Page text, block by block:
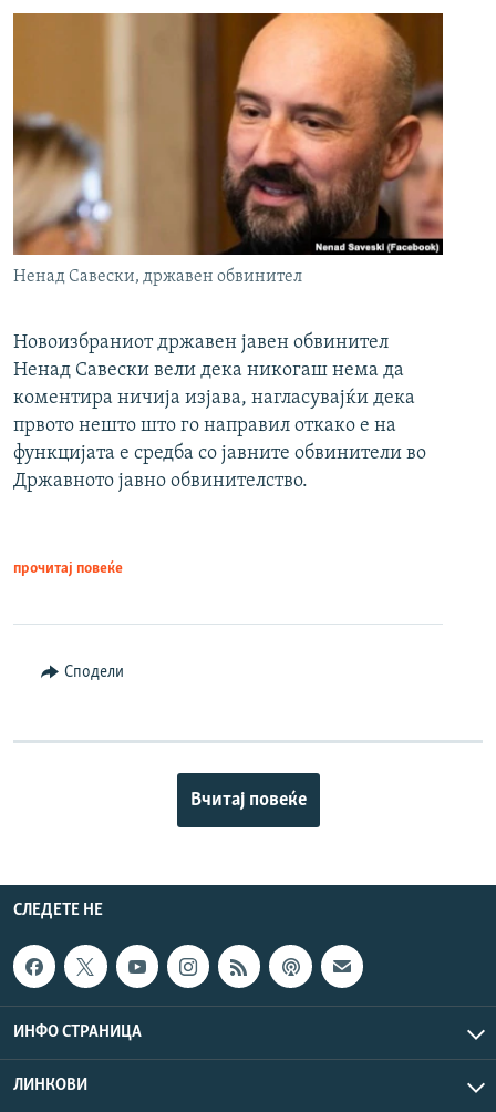
Ненад Савески, државен обвинител
Новоизбраниот државен јавен обвинител
Ненад Савески вели дека никогаш нема да
коментира ничија изјава, нагласувајќи дека
првото нешто што го направил откако е на
функцијата е средба со јавните обвинители во
Државното јавно обвинителство.
прочитај повеќе
Сподели
Вчитај повеќе
СЛЕДЕТЕ НЕ
ИНФО СТРАНИЦА
ЛИНКОВИ